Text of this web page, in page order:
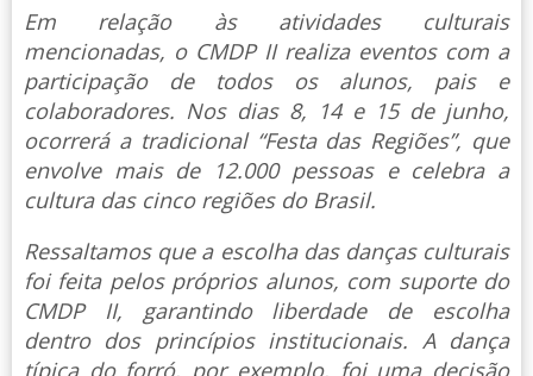
Em relação às atividades culturais
mencionadas, o CMDP II realiza eventos com a
participação de todos os alunos, pais e
colaboradores. Nos dias 8, 14 e 15 de junho,
ocorrerá a tradicional “Festa das Regiões”, que
envolve mais de 12.000 pessoas e celebra a
cultura das cinco regiões do Brasil.
Ressaltamos que a escolha das danças culturais
foi feita pelos próprios alunos, com suporte do
CMDP II, garantindo liberdade de escolha
dentro dos princípios institucionais. A dança
típica do forró, por exemplo, foi uma decisão